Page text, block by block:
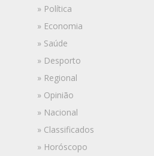
» Política
» Economia
» Saúde
» Desporto
» Regional
» Opinião
» Nacional
» Classificados
» Horóscopo